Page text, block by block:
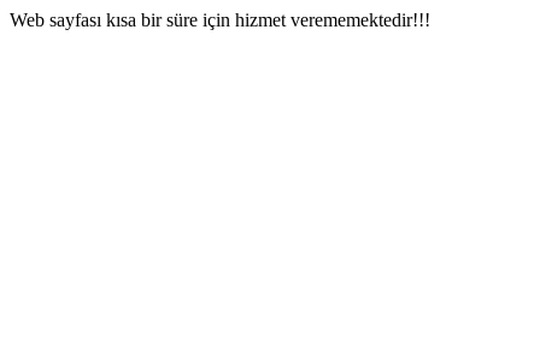
Web sayfası kısa bir süre için hizmet verememektedir!!!